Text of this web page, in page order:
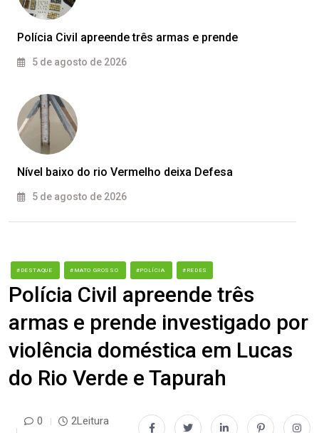
Polícia Civil apreende três armas e prende
5 de agosto de 2026
Nível baixo do rio Vermelho deixa Defesa
5 de agosto de 2026
#DESTAQUE #MATO GROSSO #POLÍCIA #REDES
Polícia Civil apreende três
armas e prende investigado por
violência doméstica em Lucas
do Rio Verde e Tapurah
0 2Leitura